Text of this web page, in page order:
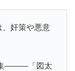
、奸策や悪意
集―――「図太